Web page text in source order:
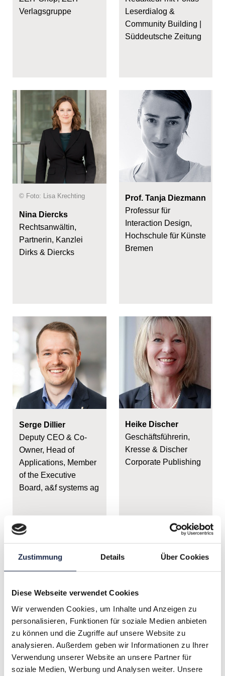
Zustimmung Details Über Cookies
Diese Webseite verwendet Cookies
Wir verwenden Cookies, um Inhalte und Anzeigen zu
personalisieren, Funktionen für soziale Medien anbieten
zu können und die Zugriffe auf unsere Website zu
analysieren. Außerdem geben wir Informationen zu Ihrer
Verwendung unserer Website an unsere Partner für
soziale Medien, Werbung und Analysen weiter. Unsere
Verlagsgruppe
Leserdialog &
Community Building |
Süddeutsche Zeitung
© Foto: Lisa Krechting
Nina Diercks
Rechtsanwältin,
Partnerin, Kanzlei
Dirks & Diercks
Prof. Tanja Diezmann
Professur für
Interaction Design,
Hochschule für Künste
Bremen
Serge Dillier
Deputy CEO & Co-
Owner, Head of
Applications, Member
of the Executive
Board, a&f systems ag
Heike Discher
Geschäftsführerin,
Kresse & Discher
Corporate Publishing
Sandra Dittrich
Geschäftsführerin 720
Geschäftsführender